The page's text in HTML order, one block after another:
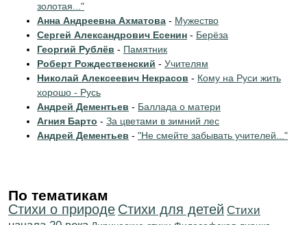
золотая..."
Анна Андреевна Ахматова - Мужество
Сергей Александрович Есенин - Берёза
Георгий Рублёв - Памятник
Роберт Рождественский - Учителям
Николай Алексеевич Некрасов - Кому на Руси жить
хорошо - Русь
Андрей Дементьев - Баллада о матери
Агния Барто - За цветами в зимний лес
Андрей Дементьев - "Не смейте забывать учителей..."
По тематикам
Стихи о природе Стихи для детей Cтихи